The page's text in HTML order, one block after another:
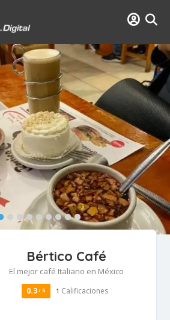
Bértico Café
El mejor café Italiano en México
0.3/ 5 1 Calificaciones